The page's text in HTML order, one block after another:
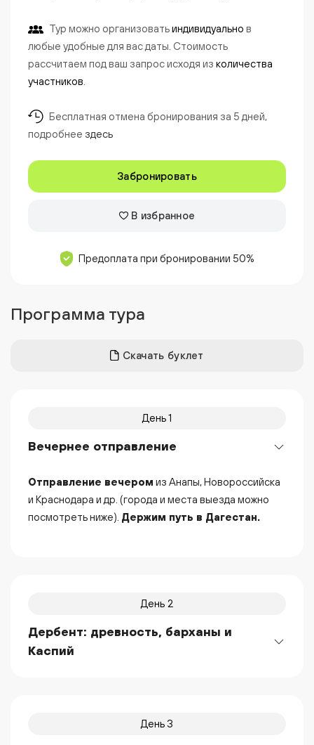
Тур можно организоватьиндивидуально в
любые удобные для вас даты. Стоимость
рассчитаем под ваш запрос исходя из количества
участников
Бесплатная отмена бронирования за 5 дней,
подробнее здесь
Забронировать
В избранное
Предоплата при бронировании 50%
Программа тура
Скачать буклет
День 1
Вечернее отправление
Отправление вечером из Анапы, Новороссийска
и Краснодара и др. (города и места выезда можно
посмотреть ниже). Держим путь в Дагестан.
День 2
Дербент: древность, барханы и
Каспий
День 3